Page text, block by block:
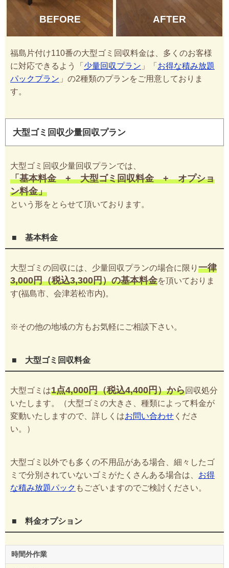
BEFORE AFTER
福島片付け110番の大型ゴミ回収料金は、多くのお客様
に対応できるよう「 少量回収プラン 」「 お得な積み放題
パックプラン 」の2種類のプランをご用意しておりま
す。
大型ゴミ回収少量回収プラン
大型ゴミ回収少量回収プランでは、
「基本料金 + 大型ゴミ回収料金 + オプショ
ン料金」
という形をとらせて頂いております。
■ 基本料金
大型ゴミの回収には、少量回収プランの場合に限り 一律
3,000円（税込3,300円）の基本料金を頂いておりま
す(福島市、会津若松市内)。
※その他の地域の方もお気軽にご相談下さい。
■ 大型ゴミ回収料金
大型ゴミは1点4,000円（税込4,400円）から回収処分
いたします。（大型ゴミの大きさ、種類によって料金が
変動いたしますので、詳しくはお問い合わせ くださ
い。）
大型ゴミ以外でも多くの不用品がある場合、細々したゴ
ミで分別されていないゴミがたくさんある場合は、 お得
な積み放題パック もございますのでご検討ください。
■ 料金オプション
時間外作業